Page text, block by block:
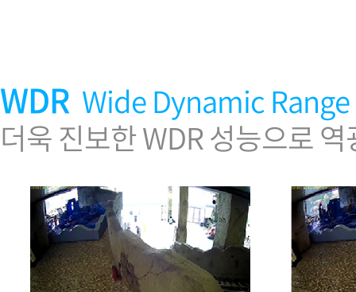
WDR Wide Dynamic Range
더욱 진보한 WDR 성능으로